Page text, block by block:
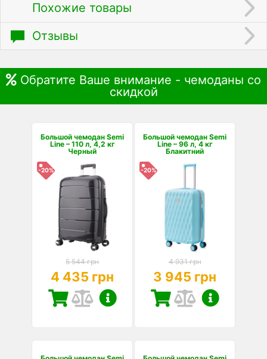
Похожие товары
Отзывы
Обратите Ваше внимание - чемоданы со
скидкой
Большой чемодан Semi
Line – 110 л, 4,2 кг
Черный
-20%
5 544 грн
4 435 грн
Большой чемодан Semi
Line – 96 л, 4 кг
Блакитний
-20%
4 931 грн
3 945 грн